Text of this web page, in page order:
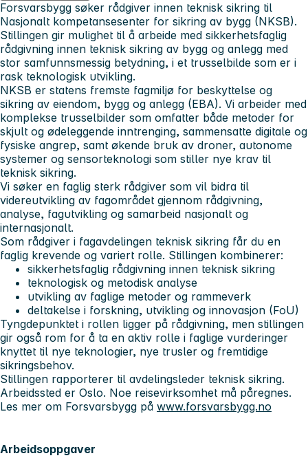
Forsvarsbygg søker rådgiver innen teknisk sikring til
Nasjonalt kompetansesenter for sikring av bygg (NKSB).
Stillingen gir mulighet til å arbeide med sikkerhetsfaglig
rådgivning innen teknisk sikring av bygg og anlegg med
stor samfunnsmessig betydning, i et trusselbilde som er i
rask teknologisk utvikling.
NKSB er statens fremste fagmiljø for beskyttelse og
sikring av eiendom, bygg og anlegg (EBA). Vi arbeider med
komplekse trusselbilder som omfatter både metoder for
skjult og ødeleggende inntrenging, sammensatte digitale og
fysiske angrep, samt økende bruk av droner, autonome
systemer og sensorteknologi som stiller nye krav til
teknisk sikring.
Vi søker en faglig sterk rådgiver som vil bidra til
videreutvikling av fagområdet gjennom rådgivning,
analyse, fagutvikling og samarbeid nasjonalt og
internasjonalt.
Som rådgiver i fagavdelingen teknisk sikring får du en
faglig krevende og variert rolle. Stillingen kombinerer:
sikkerhetsfaglig rådgivning innen teknisk sikring
teknologisk og metodisk analyse
utvikling av faglige metoder og rammeverk
deltakelse i forskning, utvikling og innovasjon (FoU)
Tyngdepunktet i rollen ligger på rådgivning, men stillingen
gir også rom for å ta en aktiv rolle i faglige vurderinger
knyttet til nye teknologier, nye trusler og fremtidige
sikringsbehov.
Stillingen rapporterer til avdelingsleder teknisk sikring.
Arbeidssted er Oslo. Noe reisevirksomhet må påregnes.
Les mer om Forsvarsbygg på www.forsvarsbygg.no
Arbeidsoppgaver